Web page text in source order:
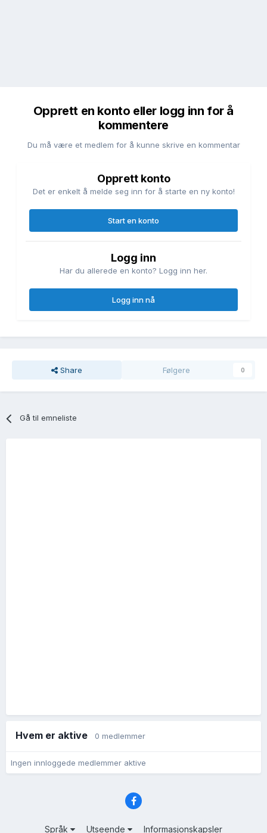
Opprett en konto eller logg inn for å
kommentere
Du må være et medlem for å kunne skrive en kommentar
Opprett konto
Det er enkelt å melde seg inn for å starte en ny konto!
Start en konto
Logg inn
Har du allerede en konto? Logg inn her.
Logg inn nå
Share Følgere 0
Gå til emneliste
Hvem er aktive 0 medlemmer
Ingen innloggede medlemmer aktive
Språk Utseende Informasjonskapsler